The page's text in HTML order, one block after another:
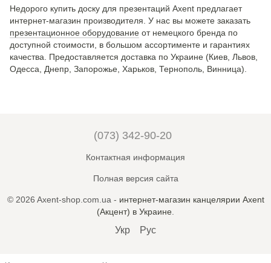
Недорого купить доску для презентаций Axent предлагает
интернет-магазин производителя. У нас вы можете заказать
презентационное оборудование от немецкого бренда по
доступной стоимости, в большом ассортименте и гарантиях
качества. Предоставляется доставка по Украине (Киев, Львов,
Одесса, Днепр, Запорожье, Харьков, Тернополь, Винница).
(073) 342-90-20
Контактная информация
Полная версия сайта
© 2026 Axent-shop.com.ua - интернет-магазин канцелярии Axent
(Акцент) в Украине
Укр Рус